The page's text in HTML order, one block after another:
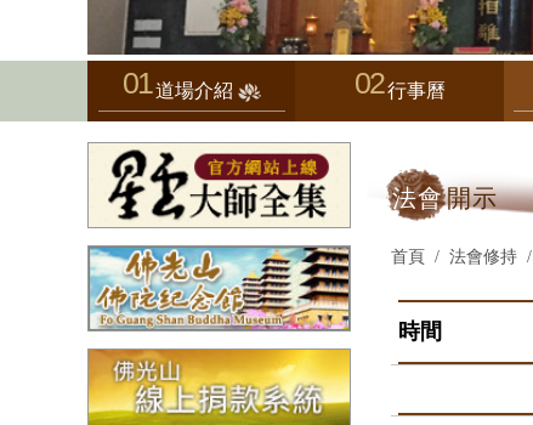
道場介紹 行事曆
法會開示
首頁 法會修持
時間